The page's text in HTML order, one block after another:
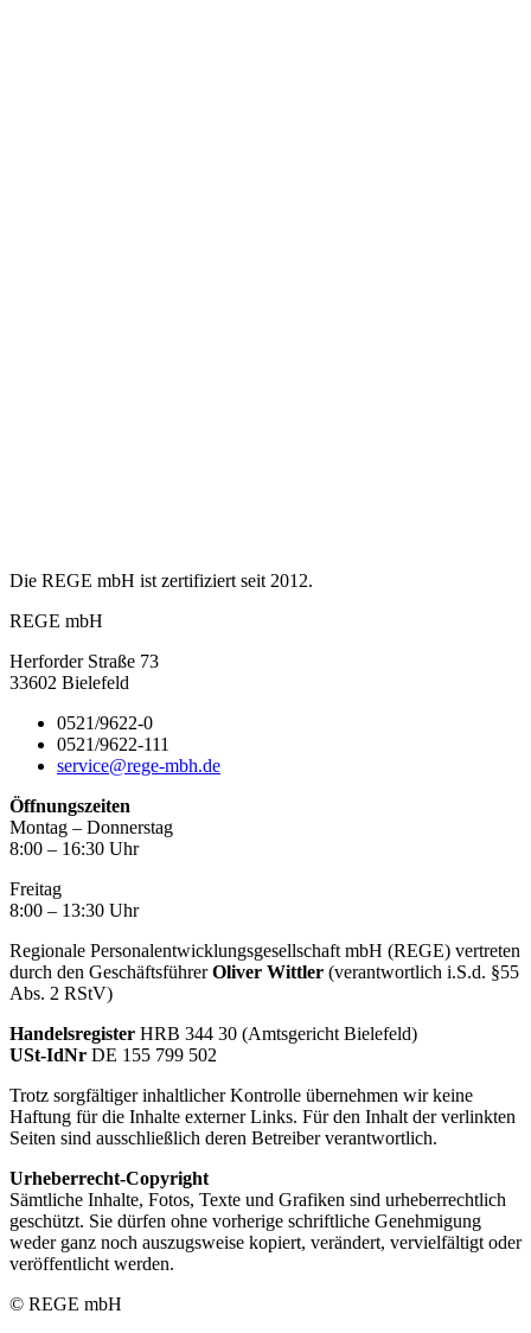
Die REGE mbH ist zertifiziert seit 2012.
REGE mbH
Herforder Straße 73
33602 Bielefeld
0521/9622-0
0521/9622-111
service@rege-mbh.de
Öffnungszeiten
Montag – Donnerstag
8:00 – 16:30 Uhr
Freitag
8:00 – 13:30 Uhr
Regionale Personalentwicklungsgesellschaft mbH (REGE) vertreten
durch den GeschäftsführerOliver Wittler (verantwortlich i.S.d. §55
Abs. 2 RStV)
Handelsregister HRB 344 30 (Amtsgericht Bielefeld)
USt-IdNr DE 155 799 502
Trotz sorgfältiger inhaltlicher Kontrolle übernehmen wir keine
Haftung für die Inhalte externer Links. Für den Inhalt der verlinkten
Seiten sind ausschließlich deren Betreiber verantwortlich.
Urheberrecht-Copyright
Sämtliche Inhalte, Fotos, Texte und Grafiken sind urheberrechtlich
geschützt. Sie dürfen ohne vorherige schriftliche Genehmigung
weder ganz noch auszugsweise kopiert, verändert, vervielfältigt oder
veröffentlicht werden.
© REGE mbH